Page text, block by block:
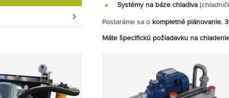
Systémy na báze chladiva
Postaráme sa o kompletné plánovanie,
Máte špecifickú požiadavku na